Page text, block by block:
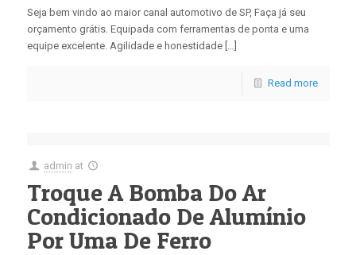
Seja bem vindo ao maior canal automotivo de SP, Faça já seu
orçamento grátis. Equipada com ferramentas de ponta e uma
equipe excelente. Agilidade e honestidade […]
Read more
admin at
Troque A Bomba Do Ar
Condicionado De Alumínio
Por Uma De Ferro